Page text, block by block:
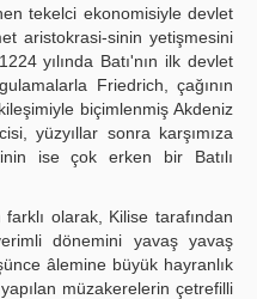
tekelci ekonomisiyle devlet
aristokrasi-sinin yetişmesini
yılında Batı'nın ilk devlet
Friedrich, çağının
biçimlenmiş Akdeniz
yüzyıllar sonra karşımıza
ise çok erken bir Batılı
olarak, Kilise tarafından
dönemini yavaş yavaş
âlemine büyük hayranlık
müzakerelerin çetrefilli